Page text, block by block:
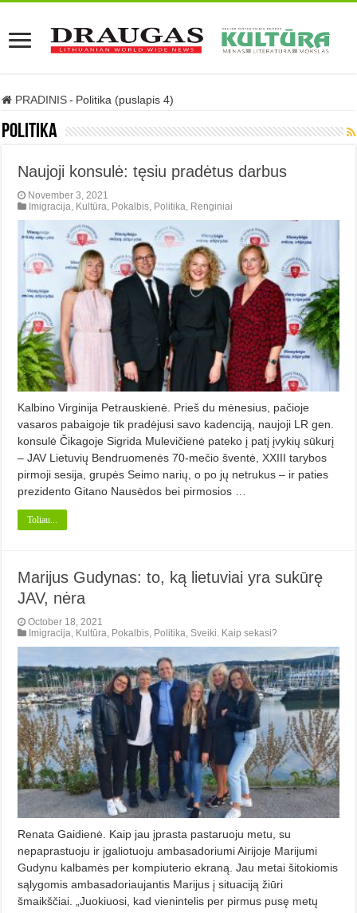
PRADINIS - Politika (puslapis 4)
Politika
Naujoji konsulė: tęsiu pradėtus darbus
November 3, 2021
Imigracija, Kultūra, Pokalbis, Politika, Renginiai
Kalbino Virginija Petrauskienė. Prieš du mėnesius, pačioje
vasaros pabaigoje tik pradėjusi savo kadenciją, naujoji LR gen.
konsulė Čikagoje Sigrida Mulevičienė pateko į patį įvykių sūkurį
– JAV Lietuvių Bendruomenės 70-mečio šventė, XXIII tarybos
pirmoji sesija, grupės Seimo narių, o po jų netrukus – ir paties
prezidento Gitano Nausėdos bei pirmosios …
Toliau...
Marijus Gudynas: to, ką lietuviai yra sukūrę
JAV, nėra
October 18, 2021
Imigracija Kultūra Pokalbis Politika Sveiki. Kaip sekasi?
Renata Gaidienė. Kaip jau įprasta pastaruoju me­tu, su
nepaprastuoju ir įgaliotuoju am­basadoriumi Airijoje Marijumi
Gu­dynu kalbamės per kompiuterio ek­raną. Jau metai šitokiomis
sąlygo­mis ambasadoriaujantis Marijus į si­tuaciją žiūri
šmaikščiai. „Juokiuosi, kad vienintelis per pir­­mus pusę metų